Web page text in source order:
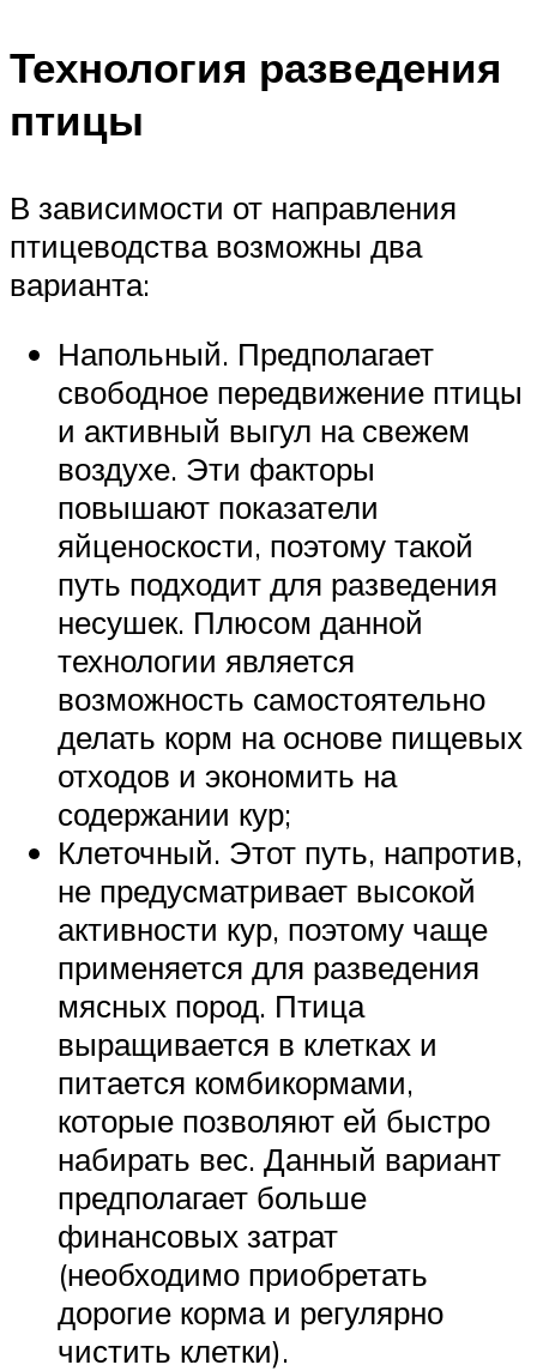
Технология разведения
птицы
В зависимости от направления
птицеводства возможны два
варианта:
Напольный. Предполагает
свободное передвижение птицы
и активный выгул на свежем
воздухе. Эти факторы
повышают показатели
яйценоскости, поэтому такой
путь подходит для разведения
несушек. Плюсом данной
технологии является
возможность самостоятельно
делать корм на основе пищевых
отходов и экономить на
содержании кур;
Клеточный. Этот путь, напротив,
не предусматривает высокой
активности кур, поэтому чаще
применяется для разведения
мясных пород. Птица
выращивается в клетках и
питается комбикормами,
которые позволяют ей быстро
набирать вес. Данный вариант
предполагает больше
финансовых затрат
(необходимо приобретать
дорогие корма и регулярно
чистить клетки).